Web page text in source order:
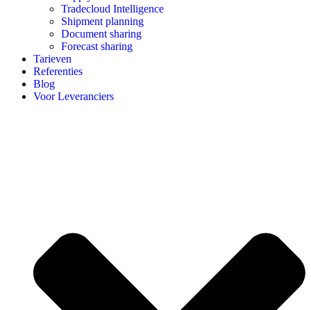
Tradecloud Intelligence
Shipment planning
Document sharing
Forecast sharing
Tarieven
Referenties
Blog
Voor Leveranciers